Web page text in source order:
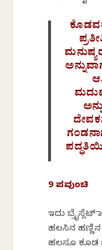
9 ಪವುಂಚಿ
ಇದು
ಹಲಸಿನ ಹಣ್ಣಿನ
ಹಲಸೂ ಕೂಡ